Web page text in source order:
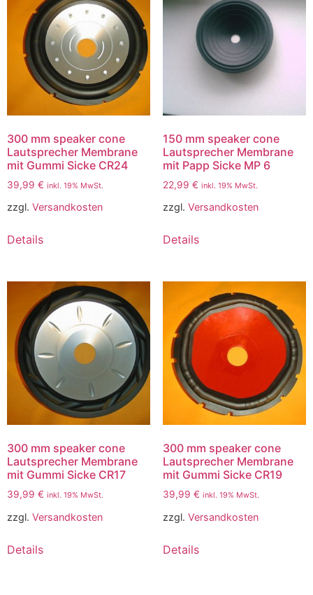
300 mm speaker cone
Lautsprecher Membrane
mit Gummi Sicke CR24
39,99 € inkl. 19% MwSt.
zzgl. Versandkosten
Details
150 mm speaker cone
Lautsprecher Membrane
mit Papp Sicke MP 6
22,99 € inkl. 19% MwSt.
zzgl. Versandkosten
Details
300 mm speaker cone
Lautsprecher Membrane
mit Gummi Sicke CR17
39,99 € inkl. 19% MwSt.
zzgl. Versandkosten
Details
300 mm speaker cone
Lautsprecher Membrane
mit Gummi Sicke CR19
39,99 € inkl. 19% MwSt.
zzgl. Versandkosten
Details